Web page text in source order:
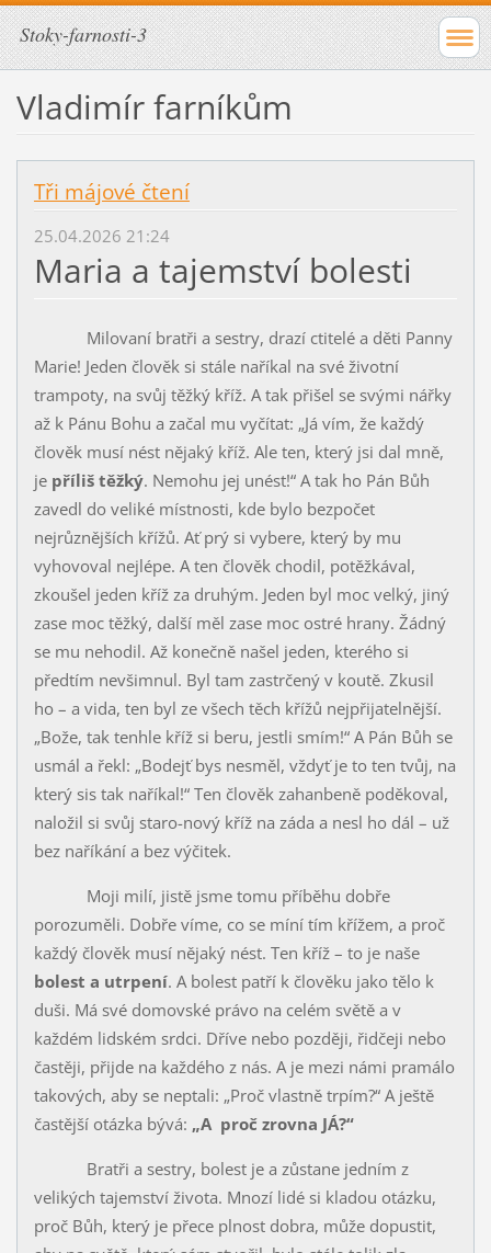
Stoky-farnosti-3
Vladimír farníkům
Tři májové čtení
25.04.2026 21:24
Maria a tajemství bolesti
Milovaní bratři a sestry, drazí ctitelé a děti Panny
Marie! Jeden člověk si stále naříkal na své životní
trampoty, na svůj těžký kříž. A tak přišel se svými nářky
až k Pánu Bohu a začal mu vyčítat: „Já vím, že každý
člověk musí nést ně­jaký kříž. Ale ten, který jsi dal mně,
je příliš těžký. Nemohu jej unést!“ A tak ho Pán Bůh
zavedl do veliké místnosti, kde bylo bezpočet
nejrůznějších křížů. Ať prý si vybere, který by mu
vyhovoval nejlépe. A ten člověk cho­dil, po­těžkával,
zkoušel jeden kříž za druhým. Jeden byl moc velký, jiný
zase moc těžký, další měl zase moc ostré hrany. Žádný
se mu nehodil. Až ko­nečně našel jeden, kterého si
předtím nevšimnul. Byl tam zastrčený v koutě. Zkusil
ho – a vida, ten byl ze všech těch křížů nejpřijatelnější.
„Bože, tak tenhle kříž si beru, jestli smím!“ A Pán Bůh se
usmál a řekl: „Bodejť bys nesměl, vždyť je to ten tvůj, na
který sis tak naříkal!“ Ten člověk zahanbeně poděkoval,
naložil si svůj staro-nový kříž na záda a nesl ho dál – už
bez naříkání a bez výčitek.
Moji milí, jistě jsme tomu příběhu dobře
porozuměli. Dobře víme, co se míní tím křížem, a proč
každý člověk musí nějaký nést. Ten kříž – to je naše
bolest a utrpení. A bolest patří k člověku jako tělo k
duši. Má své domovské právo na celém světě a v
každém lidském srdci. Dříve nebo později, řidčeji nebo
častěji, přijde na každého z nás. A je mezi námi pra­málo
takových, aby se neptali: „Proč vlastně trpím?“ A ještě
častější otázka bývá: „A proč zrovna JÁ?“
Bratři a sestry, bolest je a zůstane jedním z
velikých tajemství ži­vota. Mnozí lidé si kladou otázku,
proč Bůh, který je přece plnost dobra, může dopustit,